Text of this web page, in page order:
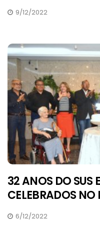
9/12/2022
32 ANOS DO SUS
CELEBRADOS
6/12/2022